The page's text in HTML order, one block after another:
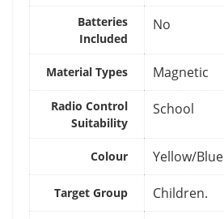
Batteries
Included
‎No
Material Types ‎Magnetic
Radio Control
Suitability
‎School
Colour ‎Yellow/Blue
Target Group ‎Children.